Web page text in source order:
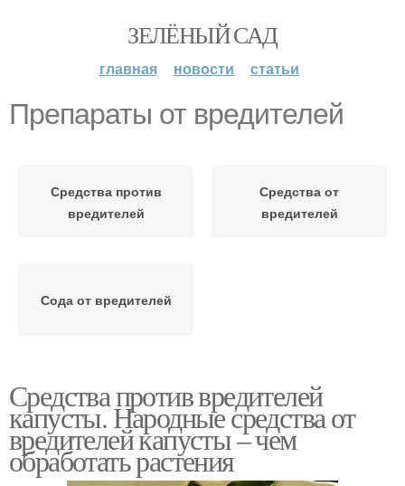
ЗЕЛЁНЫЙ САД
главная новости статьи
Препараты от вредителей
Средства против
вредителей
Средства от
вредителей
Сода от вредителей
Средства против вредителей
капусты. Народные средства от
вредителей капусты – чем
обработать растения